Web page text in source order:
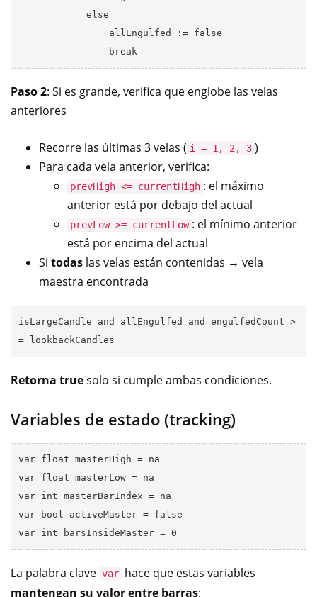
                break
Paso 2: Si es grande, verifica que englobe las velas
anteriores
Recorre las últimas 3 velas ( i = 1, 2, 3 )
Para cada vela anterior, verifica:
prevHigh <= currentHigh : el máximo
anterior está por debajo del actual
prevLow >= currentLow : el mínimo anterior
está por encima del actual
Si todas las velas están contenidas → vela
maestra encontrada
isLargeCandle and allEngulfed and engulfedCount >
Retorna truesolo si cumple ambas condiciones.
Variables de estado (tracking)
var float masterHigh = na
var float masterLow = na
var int masterBarIndex = na
var bool activeMaster = false
La palabra clave var hace que estas variables
mantengan su valor entre barras: